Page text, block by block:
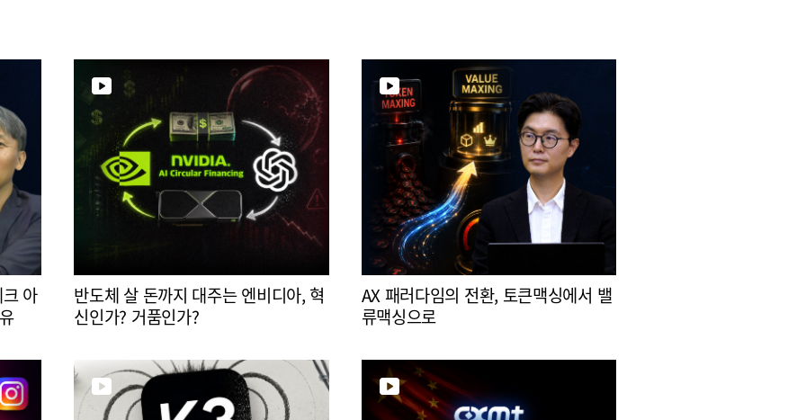
아
반도체 살 돈까지 대주는 엔비디아, 혁
신인가? 거품인가?
AX 패러다임의 전환, 토큰맥싱에서 밸
류맥싱으로